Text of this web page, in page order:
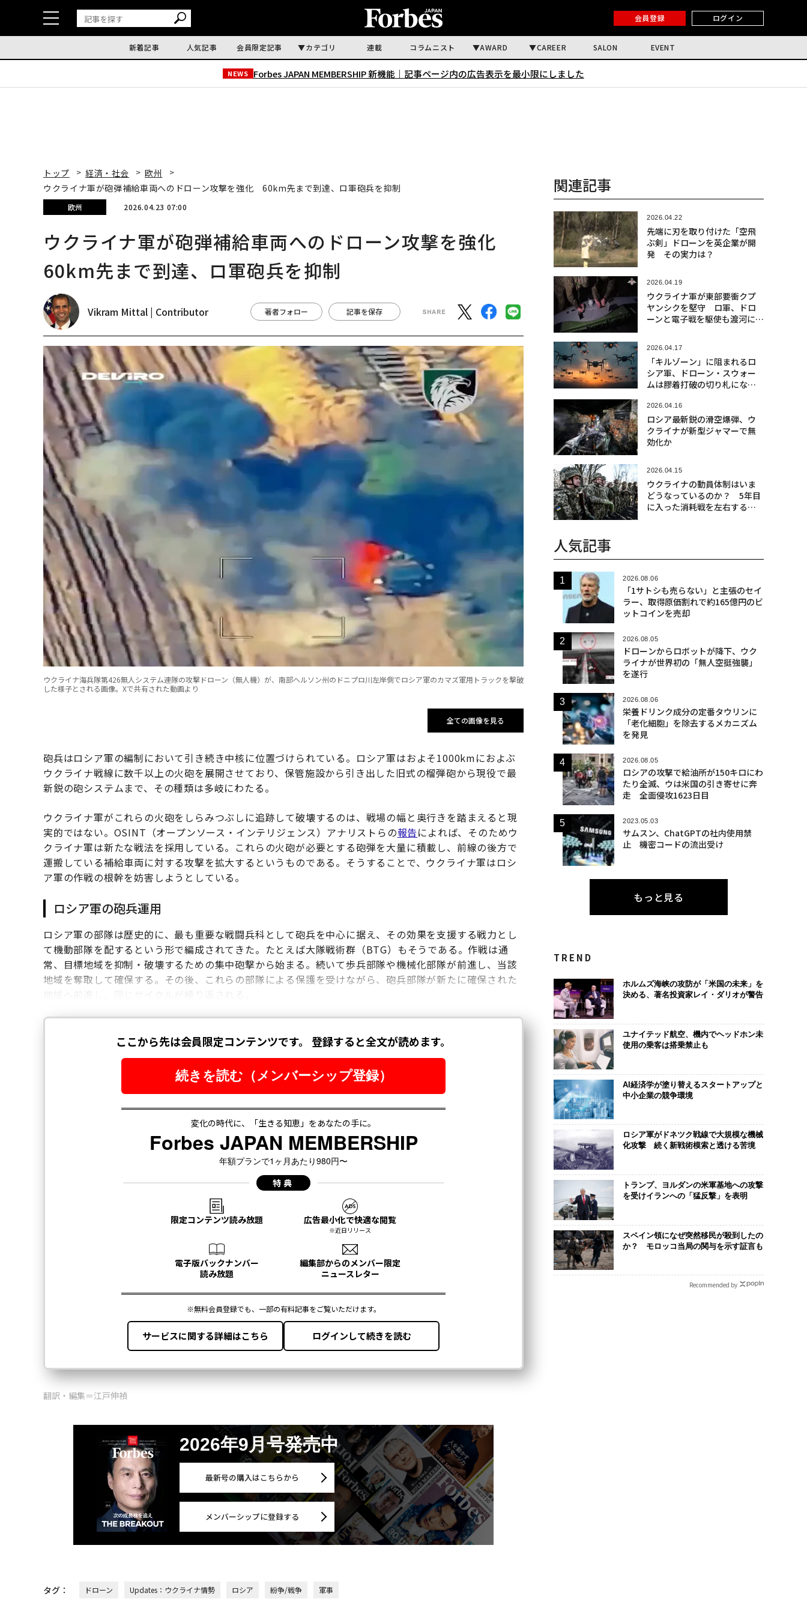
会員登録 ログイン
新着記事 人気記事 会員限定記事 カテゴリ 連載 コラムニスト AWARD CAREER SALON EVENT
NEWS Forbes JAPAN MEMBERSHIP 新機能｜ 記事ページ内の広告表示を最小限にしました
トップ 経済・社会
欧州
ウクライナ軍が砲弾補給車両へのドローン攻撃を強化 60km先まで到達、ロ軍砲兵を抑制
欧州 2026.04.23 07:00
ウクライナ軍が砲弾補給車両へのドローン攻撃を強化
60km先まで到達、ロ軍砲兵を抑制
Vikram Mittal | Contributor 著者フォロー 記事を保存
ウクライナ海兵隊第426無人システム連隊の攻撃ドローン（無人機）が、南部ヘルソン州のドニプロ川左岸側でロシア軍のカマズ軍用トラックを撃破
した様子とされる画像。Xで共有された動画より
全ての画像を見る
砲兵はロシア軍の編制において引き続き中核に位置づけられている。ロシア軍はおよそ1000kmにおよぶ
ウクライナ戦線に数千以上の火砲を展開させており、保管施設から引き出した旧式の榴弾砲から現役で最
新鋭の砲システムまで、その種類は多岐にわたる。
ウクライナ軍がこれらの火砲をしらみつぶしに追跡して破壊するのは、戦場の幅と奥行きを踏まえると現
実的ではない。OSINT（オープンソース・インテリジェンス）アナリストらの報告によれば、そのためウ
クライナ軍は新たな戦法を採用している。これらの火砲が必要とする砲弾を大量に積載し、前線の後方で
運搬している補給車両に対する攻撃を拡大するというものである。そうすることで、ウクライナ軍はロシ
ア軍の作戦の根幹を妨害しようとしている。
ロシア軍の砲兵運用
ロシア軍の部隊は歴史的に、最も重要な戦闘兵科として砲兵を中心に据え、その効果を支援する戦力とし
て機動部隊を配するという形で編成されてきた。たとえば大隊戦術群（BTG）もそうである。作戦は通
常、目標地域を抑制・破壊するための集中砲撃から始まる。続いて歩兵部隊や機械化部隊が前進し、当該
地域を奪取して確保する。その後、これらの部隊による保護を受けながら、砲兵部隊が新たに確保された
翻訳・編集＝江戸伸禎
2026年9月号発売中
最新号の購入はこちらから
メンバーシップに登録する
タグ： ドローン Updates：ウクライナ情勢 ロシア 紛争/戦争 軍事
関連記事
2026.04.22
先端に刃を取り付けた「空飛
ぶ剣」ドローンを英企業が開
発 その実力は？
2026.04.19
ウクライナ軍が東部要衝クプ
ヤンシクを堅守 ロ軍、ドロ
ーンと電子戦を駆使も渡河に
2026.04.17
「キルゾーン」に阻まれるロ
シア軍、ドローン・スウォー
ムは膠着打破の切り札になる
2026.04.16
ロシア最新鋭の滑空爆弾、ウ
クライナが新型ジャマーで無
効化か
2026.04.15
ウクライナの動員体制はいま
どうなっているのか？ 5年目
に入った消耗戦を左右するマ
人気記事
2026.08.06
「1サトシも売らない」と主張のセイ
ラー、取得原価割れで約165億円のビ
ットコインを売却
2026.08.05
ドローンからロボットが降下、ウク
ライナが世界初の「無人空挺強襲」
を遂行
2026.08.06
栄養ドリンク成分の定番タウリンに
「老化細胞」を除去するメカニズム
を発見
2026.08.05
ロシアの攻撃で給油所が150キロにわ
たり全滅、ウは米国の引き寄せに奔
走 全面侵攻1623日目
2023.05.03
サムスン、ChatGPTの社内使用禁
止 機密コードの流出受け
もっと見る
TREND
ホルムズ海峡の攻防が「米国の未来」を
決める、著名投資家レイ・ダリオが警告
ユナイテッド航空、機内でヘッドホン未
使用の乗客は搭乗禁止も
AI経済学が塗り替えるスタートアップと
中小企業の競争環境
ロシア軍がドネツク戦線で大規模な機械
化攻撃 続く新戦術模索と透ける苦境
トランプ、ヨルダンの米軍基地への攻撃
を受けイランへの「猛反撃」を表明
スペイン領になぜ突然移民が殺到したの
か？ モロッコ当局の関与を示す証言も
Recommended by